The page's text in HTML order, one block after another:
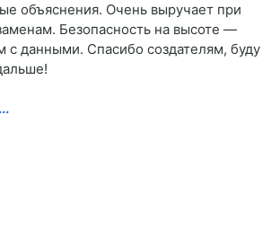
объяснения. Очень выручает при
Безопасность на высоте —
с данными. Спасибо создателям, буду